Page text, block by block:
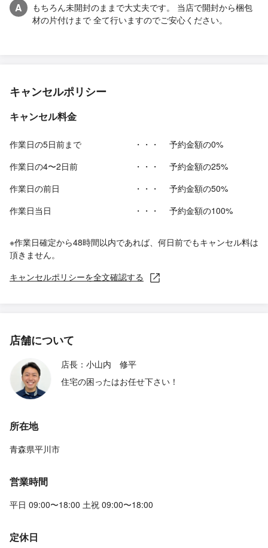
A
もちろん未開封のままで大丈夫です。 当店で開封から梱包
材の片付けまで 全て行いますのでご安心ください。
キャンセルポリシー
キャンセル料金
作業日の5日前まで ・・・
予約金額の0%
作業日の4〜2日前
・・・
予約金額の25%
作業日の前日
・・・
予約金額の50%
作業日当日
・・・ 予約金額の100%
※作業日確定から48時間以内であれば、何日前でもキャンセル料は
頂きません。
キャンセルポリシーを全文確認する
店舗について
店長：小山内 修平
住宅の困ったはお任せ下さい！
所在地
青森県平川市
営業時間
平日 09:00〜18:00 土祝 09:00〜18:00
定休日